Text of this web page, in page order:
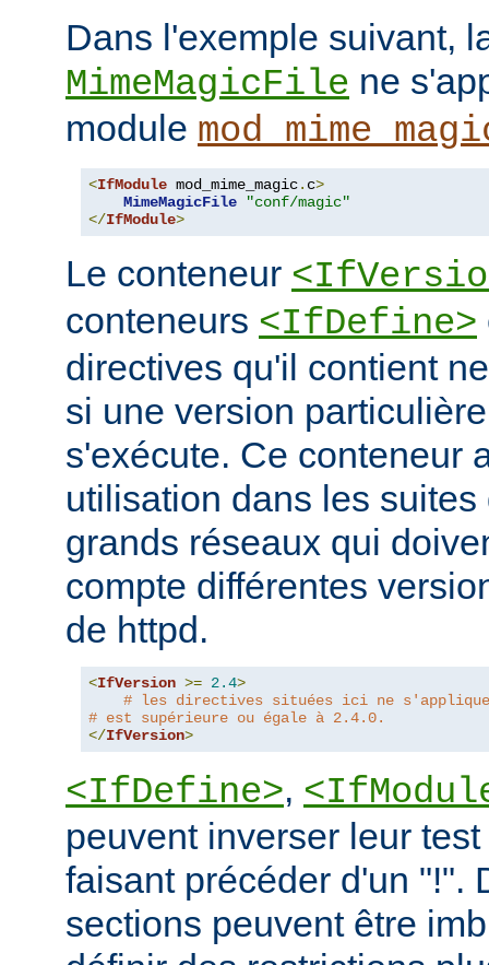
Dans l'exemple suivant,
MimeMagicFile ne
module
<IfModule mod_mime_magic. c>
MimeMagicFile
"conf/magic"
</IfModule>
Le conteneur
conteneurs <IfDefine>
directives qu'il contient
si une version
s'exécute. Ce conteneur
utilisation dans les
grands réseaux qui
compte différentes
de httpd.
<IfVersion >= 2.4>
# les directives situées ici ne
# est supérieure ou égale à 2.4.0.
</IfVersion>
<IfDefine>,
peuvent inverser leur
faisant précéder d'un "!".
sections peuvent être